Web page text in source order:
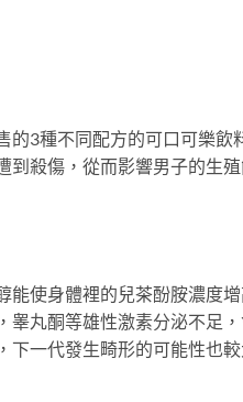
3種不同配方的可口可樂飲
殺傷，從而影響男子的生
使身體裡的兒茶酚胺濃度增
丸酮等雄性激素分泌不足
一代發生畸形的可能性也